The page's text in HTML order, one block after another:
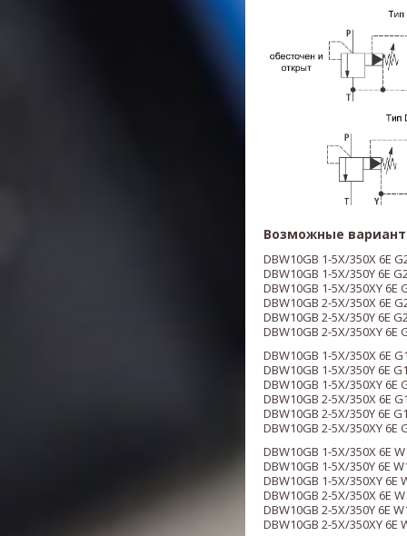
Возможные
DBW10GB 1-5X/350X 6E
DBW10GB 1-5X/350Y 6E
DBW10GB 1-5X/350XY 6E
DBW10GB 2-5X/350X 6E
DBW10GB 2-5X/350Y 6E
DBW10GB 2-5X/350XY 6E
DBW10GB 1-5X/350X 6E
DBW10GB 1-5X/350Y 6E
DBW10GB 1-5X/350XY 6E
DBW10GB 2-5X/350X 6E
DBW10GB 2-5X/350Y 6E
DBW10GB 2-5X/350XY 6E
DBW10GB 1-5X/350X 6E
DBW10GB 1-5X/350Y 6E
DBW10GB 1-5X/350XY 6E
DBW10GB 2-5X/350X 6E
DBW10GB 2-5X/350Y 6E
DBW10GB 2-5X/350XY 6E